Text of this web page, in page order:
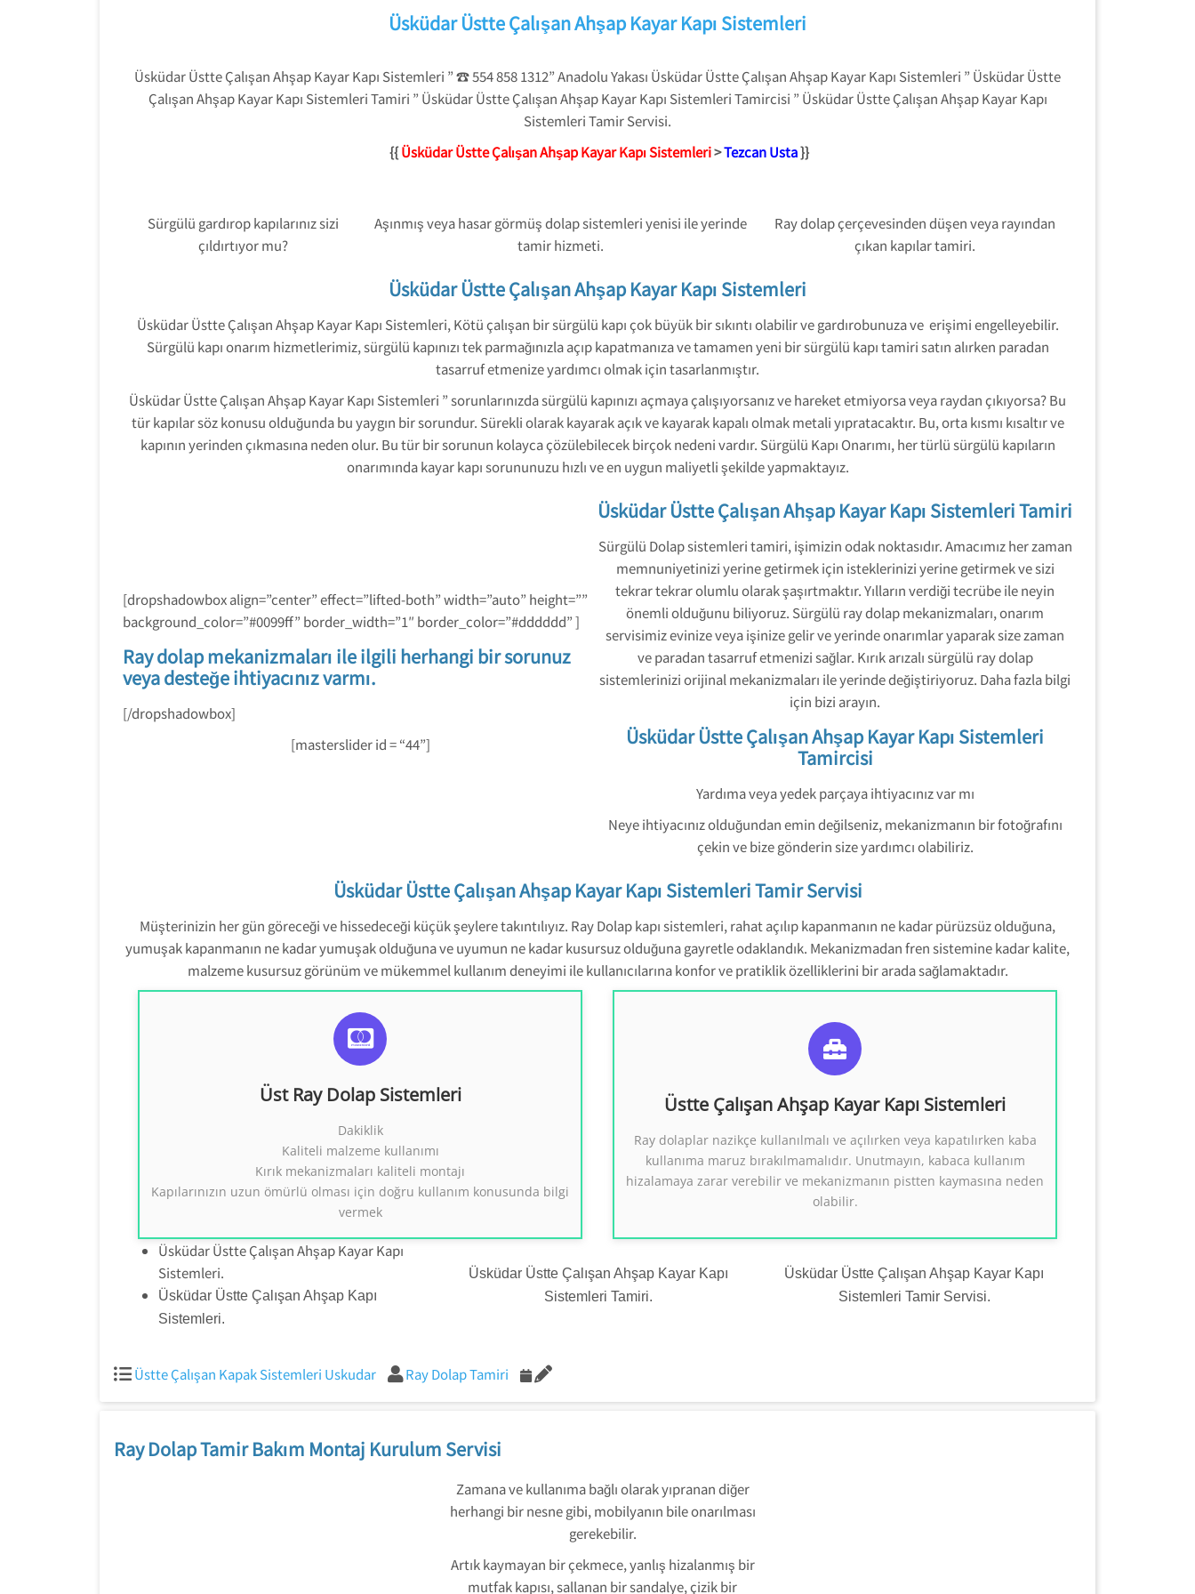
Üsküdar Üstte Çalışan Ahşap Kayar Kapı Sistemleri
Üsküdar Üstte Çalışan Ahşap Kayar Kapı Sistemleri ” ☎ 554 858 1312” Anadolu Yakası Üsküdar Üstte Çalışan Ahşap Kayar Kapı Sistemleri ” Üsküdar Üstte
Çalışan Ahşap Kayar Kapı Sistemleri Tamiri ” Üsküdar Üstte Çalışan Ahşap Kayar Kapı Sistemleri Tamircisi ” Üsküdar Üstte Çalışan Ahşap Kayar Kapı
Sistemleri Tamir Servisi.
{{ Üsküdar Üstte Çalışan Ahşap Kayar Kapı Sistemleri>Tezcan Usta}}
Sürgülü gardırop kapılarınız sizi
çıldırtıyor mu?
Aşınmış veya hasar görmüş dolap sistemleri yenisi ile yerinde
tamir hizmeti.
Ray dolap çerçevesinden düşen veya rayından
çıkan kapılar tamiri.
Üsküdar Üstte Çalışan Ahşap Kayar Kapı Sistemleri
Üsküdar Üstte Çalışan Ahşap Kayar Kapı Sistemleri, Kötü çalışan bir sürgülü kapı çok büyük bir sıkıntı olabilir ve gardırobunuza ve erişimi engelleyebilir.
Sürgülü kapı onarım hizmetlerimiz, sürgülü kapınızı tek parmağınızla açıp kapatmanıza ve tamamen yeni bir sürgülü kapı tamiri satın alırken paradan
tasarruf etmenize yardımcı olmak için tasarlanmıştır.
Üsküdar Üstte Çalışan Ahşap Kayar Kapı Sistemleri ” sorunlarınızda sürgülü kapınızı açmaya çalışıyorsanız ve hareket etmiyorsa veya raydan çıkıyorsa? Bu
tür kapılar söz konusu olduğunda bu yaygın bir sorundur. Sürekli olarak kayarak açık ve kayarak kapalı olmak metali yıpratacaktır. Bu, orta kısmı kısaltır ve
kapının yerinden çıkmasına neden olur. Bu tür bir sorunun kolayca çözülebilecek birçok nedeni vardır. Sürgülü Kapı Onarımı, her türlü sürgülü kapıların
onarımında kayar kapı sorununuzu hızlı ve en uygun maliyetli şekilde yapmaktayız.
[dropshadowbox align=”center” effect=”lifted-both” width=”auto” height=””
background_color=”#0099ff” border_width=”1″ border_color=”#dddddd” ]
Ray dolap mekanizmaları ile ilgili herhangi bir sorunuz
veya desteğe ihtiyacınız varmı.
[/dropshadowbox]
[masterslider id = “44”]
Üsküdar Üstte Çalışan Ahşap Kayar Kapı Sistemleri Tamiri
Sürgülü Dolap sistemleri tamiri, işimizin odak noktasıdır. Amacımız her zaman
memnuniyetinizi yerine getirmek için isteklerinizi yerine getirmek ve sizi
tekrar tekrar olumlu olarak şaşırtmaktır. Yılların verdiği tecrübe ile neyin
önemli olduğunu biliyoruz. Sürgülü ray dolap mekanizmaları, onarım
servisimiz evinize veya işinize gelir ve yerinde onarımlar yaparak size zaman
ve paradan tasarruf etmenizi sağlar. Kırık arızalı sürgülü ray dolap
sistemlerinizi orijinal mekanizmaları ile yerinde değiştiriyoruz. Daha fazla bilgi
için bizi arayın.
Üsküdar Üstte Çalışan Ahşap Kayar Kapı Sistemleri
Tamircisi
Yardıma veya yedek parçaya ihtiyacınız var mı
Neye ihtiyacınız olduğundan emin değilseniz, mekanizmanın bir fotoğrafını
çekin ve bize gönderin size yardımcı olabiliriz.
Üsküdar Üstte Çalışan Ahşap Kayar Kapı Sistemleri Tamir Servisi
Müşterinizin her gün göreceği ve hissedeceği küçük şeylere takıntılıyız. Ray Dolap kapı sistemleri, rahat açılıp kapanmanın ne kadar pürüzsüz olduğuna,
yumuşak kapanmanın ne kadar yumuşak olduğuna ve uyumun ne kadar kusursuz olduğuna gayretle odaklandık. Mekanizmadan fren sistemine kadar kalite,
malzeme kusursuz görünüm ve mükemmel kullanım deneyimi ile kullanıcılarına konfor ve pratiklik özelliklerini bir arada sağlamaktadır.
Üst Ray Dolap Sistemleri
Dakiklik
Kaliteli malzeme kullanımı
Kırık mekanizmaları kaliteli montajı
Kapılarınızın uzun ömürlü olması için doğru kullanım konusunda bilgi
vermek
Üst Ray Dolap Mekanizmaları
Üst Rayda Çalışan Ray Dolap Sistemleri
Üstte Çalışan Ahşap Kayar Kapı Sistemleri
Ray dolaplar nazikçe kullanılmalı ve açılırken veya kapatılırken kaba
kullanıma maruz bırakılmamalıdır. Unutmayın, kabaca kullanım
hizalamaya zarar verebilir ve mekanizmanın pistten kaymasına neden
olabilir.
0554 858 1312
Üsküdar Üstte Çalışan Ahşap Kayar Kapı
Sistemleri.
Üsküdar Üstte Çalışan Ahşap Kapı
Sistemleri.
Üsküdar Üstte Çalışan Ahşap Kayar Kapı
Sistemleri Tamiri.
Üsküdar Üstte Çalışan Ahşap Kayar Kapı
Sistemleri Tamir Servisi.
Üstte Çalışan Kapak Sistemleri Uskudar Ray Dolap Tamiri
Ray Dolap Tamir Bakım Montaj Kurulum Servisi
Zamana ve kullanıma bağlı olarak yıpranan diğer
herhangi bir nesne gibi, mobilyanın bile onarılması
gerekebilir.
Artık kaymayan bir çekmece, yanlış hizalanmış bir
mutfak kapısı, sallanan bir sandalye, çizik bir